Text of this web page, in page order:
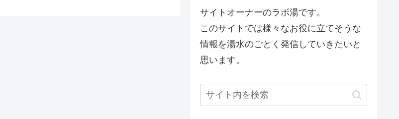
サイトオーナーのラボ湯です。
このサイトでは様々なお役に立てそうな
情報を湯水のごとく発信していきたいと
思います。